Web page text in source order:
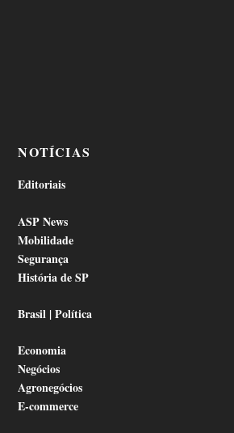
NOTÍCIAS
Editoriais
ASP News
Mobilidade
Segurança
História de SP
Brasil | Política
Economia
Negócios
Agronegócios
E-commerce